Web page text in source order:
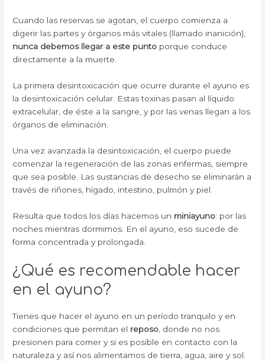
Cuando las reservas se agotan, el cuerpo comienza a
digerir las partes y órganos más vitales (llamado inanición),
nunca debemos llegar a este punto porque conduce
directamente a la muerte.
La primera desintoxicación que ocurre durante el ayuno es
la desintoxicación celular. Estas toxinas pasan al líquido
extracelular, de éste a la sangre, y por las venas llegan a los
órganos de eliminación.
Una vez avanzada la desintoxicación, el cuerpo puede
comenzar la regeneración de las zonas enfermas, siempre
que sea posible. Las sustancias de desecho se eliminarán a
través de riñones, hígado, intestino, pulmón y piel.
Resulta que todos los días hacemos un miniayuno: por las
noches mientras dormimos. En el ayuno, eso sucede de
forma concentrada y prolongada.
¿Qué es recomendable hacer
en el ayuno?
Tienes que hacer el ayuno en un período tranquilo y en
condiciones que permitan el reposo, donde no nos
presionen para comer y si es posible en contacto con la
naturaleza y así nos alimentamos de tierra, agua, aire y sol.